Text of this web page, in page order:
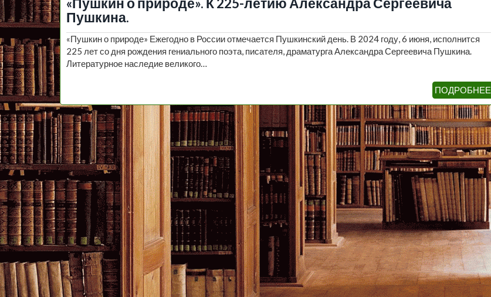
«Пушкин о природе». К 225-летию Александра Сергеевича
Пушкина.
«Пушкин о природе» Ежегодно в России отмечается Пушкинский день. В 2024 году, 6 июня, исполнится
225 лет со дня рождения гениального поэта, писателя, драматурга Александра Сергеевича Пушкина.
Литературное наследие великого…
ПОДРОБНЕЕ